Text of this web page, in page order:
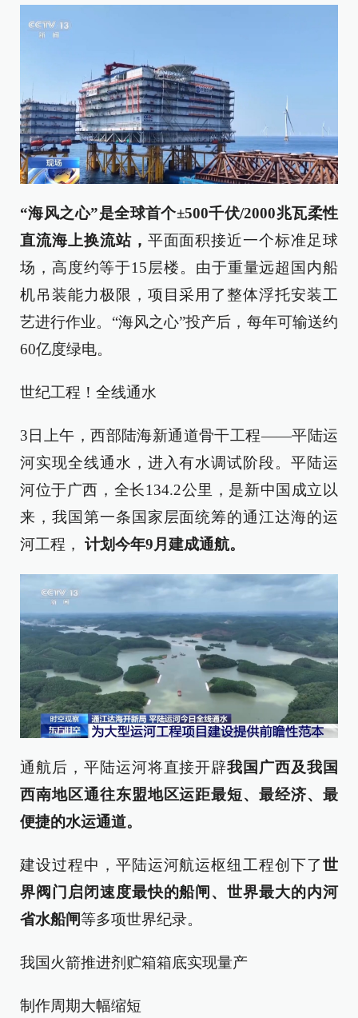
“海风之心”是全球首个±500千伏/2000兆瓦柔性
直流海上换流站， 平面面积接近一个标准足球
场，高度约等于15层楼。由于重量远超国内船
机吊装能力极限，项目采用了整体浮托安装工
艺进行作业。“海风之心”投产后，每年可输送约
60亿度绿电。
世纪工程！全线通水
3日上午，西部陆海新通道骨干工程——平陆运
河实现全线通水，进入有水调试阶段。平陆运
河位于广西，全长134.2公里，是新中国成立以
来，我国第一条国家层面统筹的通江达海的运
河工程，
计划今年9月建成通航。
通航后，平陆运河将直接开辟我国广西及我国
西南地区通往东盟地区运距最短、最经济、最
便捷的水运通道。
建设过程中，平陆运河航运枢纽工程创下了世
界阀门启闭速度最快的船闸、世界最大的内河
省水船闸等多项世界纪录。
我国火箭推进剂贮箱箱底实现量产
制作周期大幅缩短